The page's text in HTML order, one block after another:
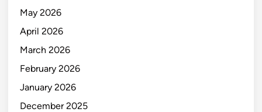
May 2026
April 2026
March 2026
February 2026
January 2026
December 2025